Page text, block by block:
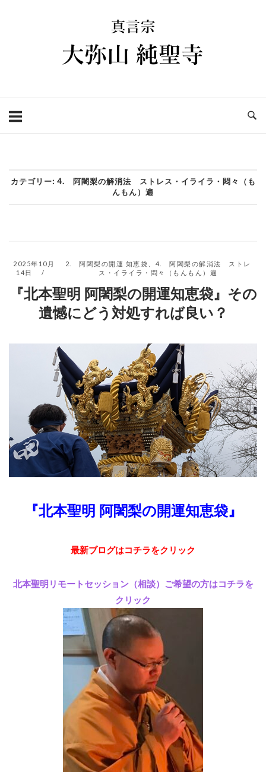
カテゴリー: 4. 阿闍梨の解消法 ストレス・イライラ・悶々（も
んもん）遍
2025年10月
14日
2. 阿闍梨の開運 知恵袋
4. 阿闍梨の解消法 ストレ
ス・イライラ・悶々（もんもん）遍
『北本聖明 阿闍梨の開運知恵袋』その
遺憾にどう対処すれば良い？
『北本聖明 阿闍梨の開運知恵袋』
最新ブログはコチラをクリック
北本聖明リモートセッション（相談）ご希望の方はコチラを
クリック